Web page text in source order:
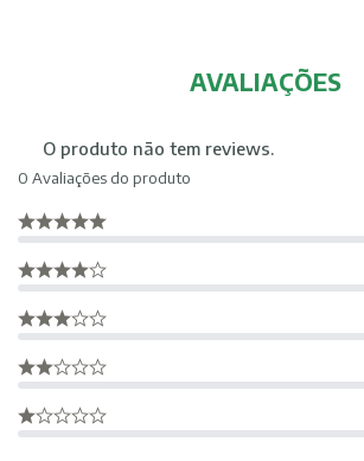
AVALIAÇÕES
O produto não tem reviews.
0 Avaliações do produto